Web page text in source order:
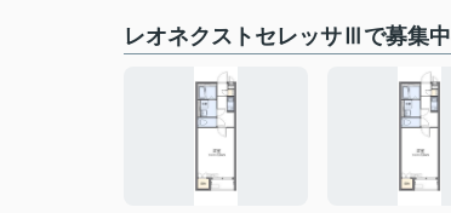
レオネクストセレッサⅢで募集